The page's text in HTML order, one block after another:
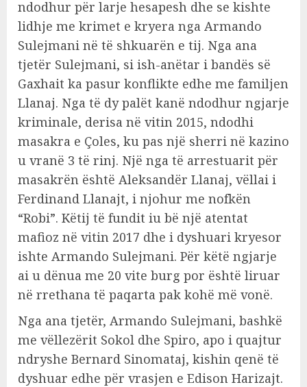
ndodhur për larje hesapesh dhe se kishte
lidhje me krimet e kryera nga Armando
Sulejmani në të shkuarën e tij. Nga ana
tjetër Sulejmani, si ish-anëtar i bandës së
Gaxhait ka pasur konflikte edhe me familjen
Llanaj. Nga të dy palët kanë ndodhur ngjarje
kriminale, derisa në vitin 2015, ndodhi
masakra e Çoles, ku pas një sherri në kazino
u vranë 3 të rinj. Një nga të arrestuarit për
masakrën është Aleksandër Llanaj, vëllai i
Ferdinand Llanajt, i njohur me nofkën
“Robi”. Këtij të fundit iu bë një atentat
mafioz në vitin 2017 dhe i dyshuari kryesor
ishte Armando Sulejmani. Për këtë ngjarje
ai u dënua me 20 vite burg por është liruar
në rrethana të paqarta pak kohë më vonë.
Nga ana tjetër, Armando Sulejmani, bashkë
me vëllezërit Sokol dhe Spiro, apo i quajtur
ndryshe Bernard Sinomataj, kishin qenë të
dyshuar edhe për vrasjen e Edison Harizajt.